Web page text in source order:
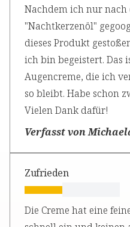
Nachdem ich nur
"Nachtkerzenöl"
dieses Produkt
ich bin begeistert. Das
Augencreme, die ich
so bleibt. Habe schon
Vielen Dank dafür!
Verfasst von
Zufrieden
Die Creme hat eine